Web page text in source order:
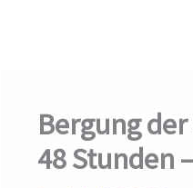
Bergung
48 Stunden